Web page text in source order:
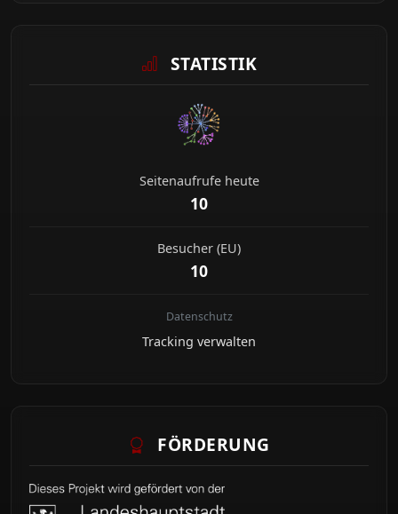
STATISTIK
Seitenaufrufe heute
10
Besucher (EU)
10
Datenschutz
Tracking verwalten
FÖRDERUNG